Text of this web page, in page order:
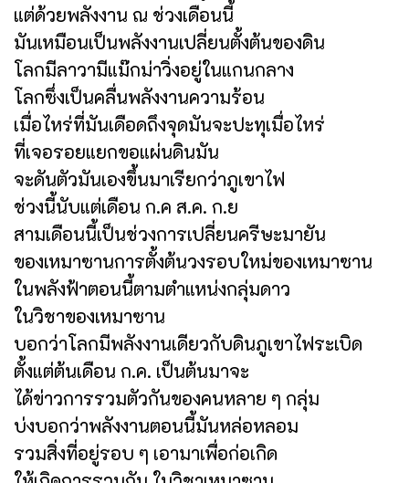
แต่ด้วยพลังงาน ณ ช่วงเดือนนี้
มันเหมือนเป็นพลังงานเปลี่ยนตั้งต้นของดิน
โลกมีลาวามีแม๊กม่าวิ่งอยู่ในแกนกลาง
โลกซึ่งเป็นคลื่นพลังงานความร้อน
เมื่อไหร่ที่มันเดือดถึงจุดมันจะปะทุเมื่อไหร่
ที่เจอรอยแยกขอแผ่นดินมัน
จะดันตัวมันเองขึ้นมาเรียกว่าภูเขาไฟ
ช่วงนี้นับแต่เดือน ก.ค ส.ค. ก.ย
สามเดือนนี้เป็นช่วงการเปลี่ยนครีษะมายัน
ของเหมาซานการตั้งต้นวงรอบใหม่ของเหมาซาน
ในพลังฟ้าตอนนี้ตามตำแหน่งกลุ่มดาว
ในวิชาของเหมาซาน
บอกว่าโลกมีพลังงานเดียวกับดินภูเขาไฟระเบิด
ตั้งแต่ต้นเดือน ก.ค. เป็นต้นมาจะ
ได้ข่าวการรวมตัวกันของคนหลาย ๆ กลุ่ม
บ่งบอกว่าพลังงานตอนนี้มันหล่อหลอม
รวมสิ่งที่อยู่รอบ ๆ เอามาเพื่อก่อเกิด